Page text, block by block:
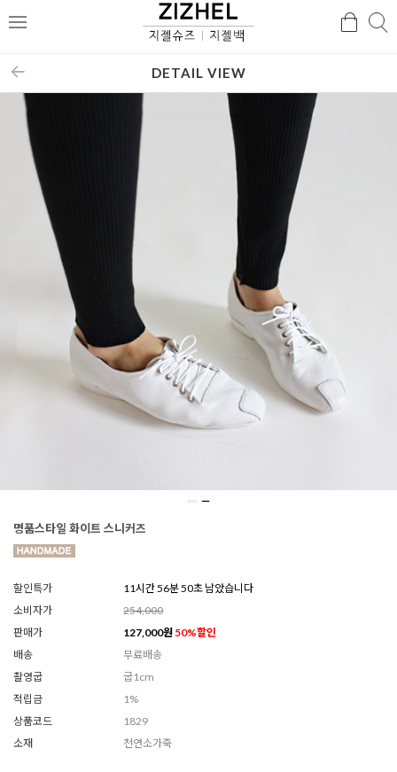
메
검
DETAIL VIEW
명품스타일 화이트 스니커즈
할인특가
11시간 56분 48초 남았습니다
소비자가
254,000
판매가
127,000원 50%할인
배송
무료배송
촬영굽
굽1cm
적립금
1%
상품코드
1829
소재
천연소가죽